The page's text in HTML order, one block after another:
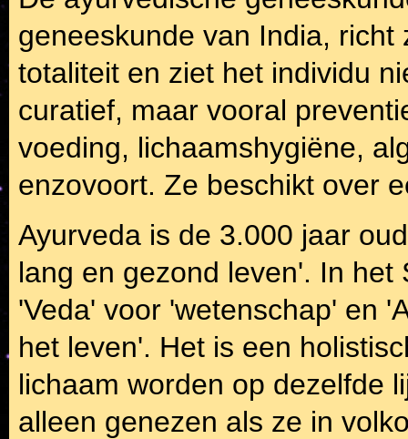
geneeskunde van India,
totaliteit en ziet het individu
curatief, maar vooral
voeding, lichaamshygiëne,
enzovoort. Ze beschikt over
Ayurveda is de 3.000 jaar
lang en gezond leven'. In
'Veda' voor 'wetenschap' en
het leven'. Het is een
lichaam worden op dezelfde
alleen genezen als ze in